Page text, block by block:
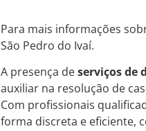
Para mais informações
São Pedro do Ivaí.
A presença deserviços de
auxiliar na resolução de
Com profissionais
forma discreta e eficiente,